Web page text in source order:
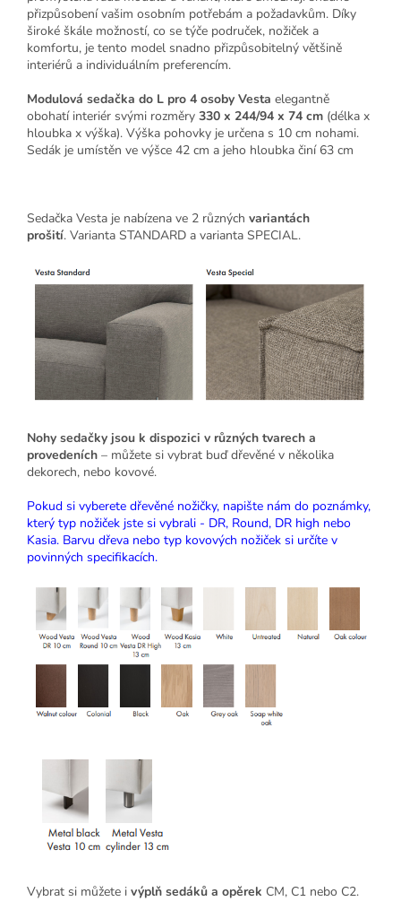
přizpůsobení vašim osobním potřebám a požadavkům. Díky
široké škále možností, co se týče područek, nožiček a
komfortu, je tento model snadno přizpůsobitelný většině
interiérů a individuálním preferencím.
Modulová sedačka do L pro 4 osoby Vesta elegantně
obohatí interiér svými rozměry 330 x 244/94 x 74 cm (délka x
hloubka x výška). Výška pohovky je určena s 10 cm nohami.
Sedák je umístěn ve výšce 42 cm a jeho hloubka činí 63 cm
Sedačka Vesta je nabízena ve 2 různých variantách
prošití. Varianta STANDARD a varianta SPECIAL.
Nohy sedačky jsou k dispozici v různých tvarech a
provedeních – můžete si vybrat buď dřevěné v několika
dekorech, nebo kovové.
Pokud si vyberete dřevěné nožičky, napište nám do poznámky,
který typ nožiček jste si vybrali - DR, Round, DR high nebo
Kasia. Barvu dřeva nebo typ kovových nožiček si určíte v
povinných specifikacích.
Vybrat si můžete i výplň sedáků a opěrek CM, C1 nebo C2.